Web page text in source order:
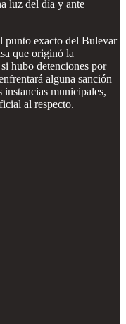
luz del día y ante
punto exacto del Bulevar
que originó la
hubo detenciones por
alguna sanción
instancias municipales,
al respecto.